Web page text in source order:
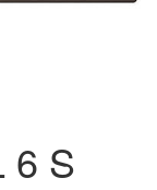
6 S